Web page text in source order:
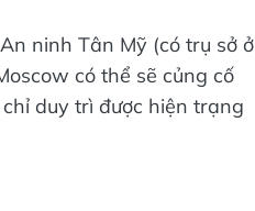
ninh Tân Mỹ (có trụ sở ở
có thể sẽ củng cố
duy trì được hiện trạng